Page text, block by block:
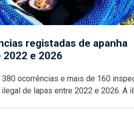
registadas de apanha
e 2026
e mais de 160 inspeções
lapas entre 2022 e 2026. A ilha